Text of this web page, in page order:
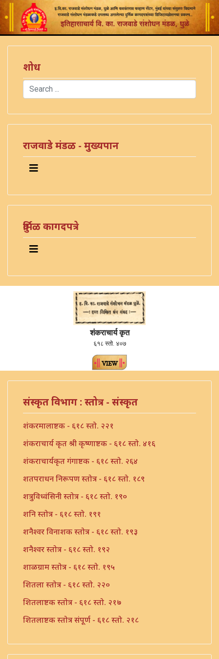
शोध
Search
राजवाडे मंडळ - मुख्यपान
दुर्मिळ कागदपत्रे
शंकराचार्य कृत
६१८ स्तो. ४०७
संस्कृत विभाग : स्तोत्र - संस्कृत
शंकरमालाष्टक - ६१८ स्तो. २२१
शंकराचार्य कृत श्री कृष्णाष्टक - ६१८ स्तो. ४१६
शंकराचार्यकृत गंगाष्टक - ६१८ स्तो. २६४
शतपराधन निरूपण स्तोत्र - ६१८ स्तो. १८९
शत्रुविध्वंसिनी स्तोत्र - ६१८ स्तो. १९०
शनि स्तोत्र - ६१८ स्तो. १९१
शनैश्वर विनाशक स्तोत्र - ६१८ स्तो. १९३
शनैश्वर स्तोत्र - ६१८ स्तो. १९२
शाळग्राम स्तोत्र - ६१८ स्तो. १९५
शितला स्तोत्र - ६१८ स्तो. २२०
शितलाष्टक स्तोत्र - ६१८ स्तो. २१७
शितलाष्टक स्तोत्र संपूर्ण - ६१८ स्तो. २१८
शिव शिव शिवशंभो श्री महादेव - ६१८ स्तो. १९६